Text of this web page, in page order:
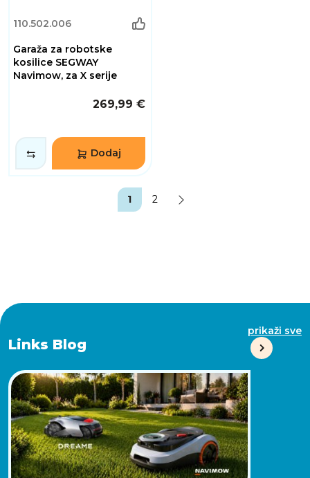
110.502.006
Garaža za robotske
kosilice SEGWAY
Navimow, za X serije
269,99 €
Dodaj
1 2
Links Blog
prikaži sve